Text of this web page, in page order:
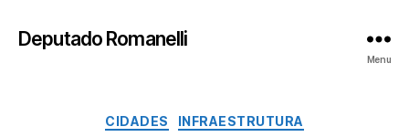
Deputado Romanelli
Menu
Categorias
CIDADES INFRAESTRUTURA